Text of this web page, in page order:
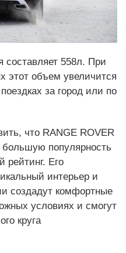
составляет 558л. При
этот объем увеличится
за город или по
что RANGE ROVER
большую популярность
рейтинг. Его
интерьер и
создадут комфортные
условиях и смогут
круга